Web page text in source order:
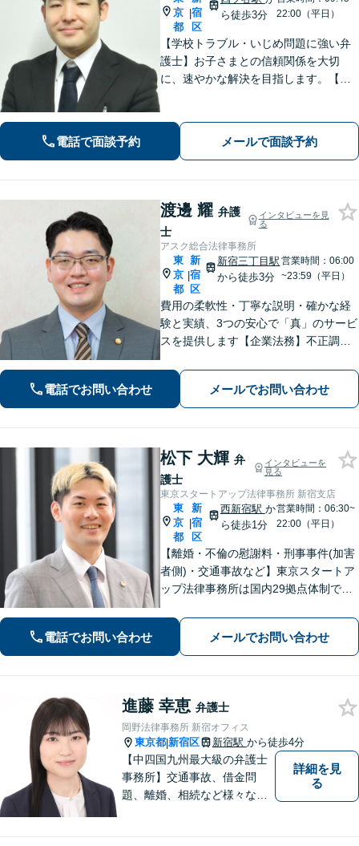
京
都
|宿
区
ら徒歩3分
22:00（平日）
【学校トラブル・いじめ問題に強い弁
護士】お子さまとの信頼関係を大切
に、速やかな解決を目指します。【電
谷駅2分】【土日祝・夜間対応可】【W
電話で面談予約 メールで面談予約
渡邊 耀 弁護
士
インタビューを見
る
アスク総合法律事務所
東
京
都
|
新
宿
区
新宿三丁目駅
から徒歩3分
営業時間：06:00
~23:59（平日）
費用の柔軟性・丁寧な説明・確かな経
験と実績、3つの安心で「真」のサービ
スを提供します【企業法務】不正調
さい【刑事事件】即日接見対応。不起
訴・減刑に向けて、元検察官がトータ
ルサポートします【新宿三丁目駅3分】
電話でお問い合わせ メールでお問い合わせ
松下 大輝 弁
護士
インタビューを
見る
東京スタートアップ法律事務所 新宿支店
東
京
都
|
新
宿
区
西新宿駅 か
ら徒歩1分
営業時間：06:30~
22:00（平日）
【離婚・不倫の慰謝料・刑事事件(加害
者側)・交通事故など】東京スタートア
ップ法律事務所は国内29拠点体制で全
対応(法律相談は完全予約制)】各分野で
専門性の高い弁護士が寄り添い解決を
サポートします。
電話でお問い合わせ メールでお問い合わせ
進藤 幸恵 弁護士
岡野法律事務所 新宿オフィス
東京都|新宿区 新宿駅 から徒歩4分
【中四国九州最大級の弁護士
事務所】交通事故、借金問
題、離婚、相続など様々な問
詳細を見
る